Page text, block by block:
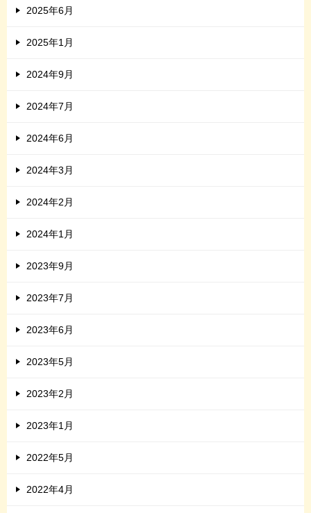
2025年6月
2025年1月
2024年9月
2024年7月
2024年6月
2024年3月
2024年2月
2024年1月
2023年9月
2023年7月
2023年6月
2023年5月
2023年2月
2023年1月
2022年5月
2022年4月